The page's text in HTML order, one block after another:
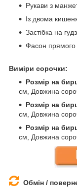
Рукави з
Із двома
Застібка на
Фасон прямого
Виміри сорочки:
Розмір на
см, Довжина
Розмір на
см, Довжина
Розмір на
см, Довжина
Обмін /